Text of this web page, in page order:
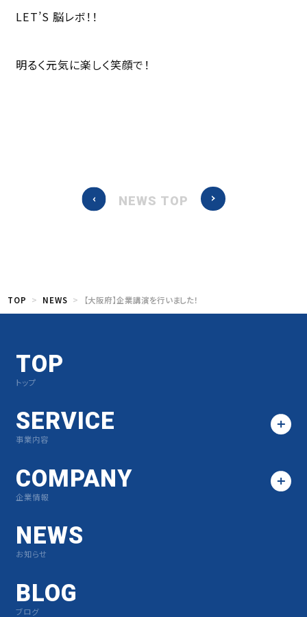
LET’S 脳レボ！！
明るく元気に楽しく笑顔で！
NEWS TOP
TOP NEWS 【大阪府】企業講演を行いました！
TOP
トップ
SERVICE
事業内容
COMPANY
企業情報
NEWS
お知らせ
BLOG
ブログ